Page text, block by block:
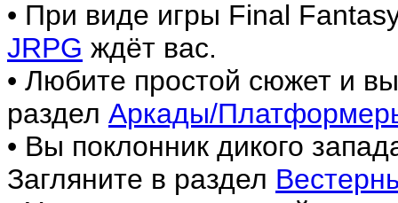
• При виде игры Final
JRPG ждёт вас.
• Любите простой сюжет и
раздел Аркады/
• Вы поклонник дикого
Загляните в раздел